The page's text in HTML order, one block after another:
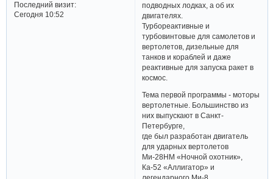
Последний визит:
Сегодня 10:52
подводных лодках, а об их
двигателях.
Турбореактивные и
турбовинтовые для самолетов и
вертолетов, дизельные для
танков и кораблей и даже
реактивные для запуска ракет в
космос.
Тема первой программы - моторы
вертолетные. Большинство из
них выпускают в Санкт-
Петербурге,
где был разработан двигатель
для ударных вертолетов
Ми-28НМ «Ночной охотник»,
Ка-52 «Аллигатор» и